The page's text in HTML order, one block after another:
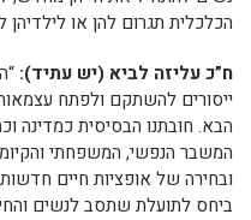
הכלכלית תגרום להן או לילדיהן
ח”כ עליזה לביא (יש עתיד):
ייסורים להשתקם ולפתח
הבא. חובתנו הבסיסית כמדינה
המשבר הנפשי, המשפחתי
ובחירה של אופציות חיים
ביחס לתועלת שתסב לנשים